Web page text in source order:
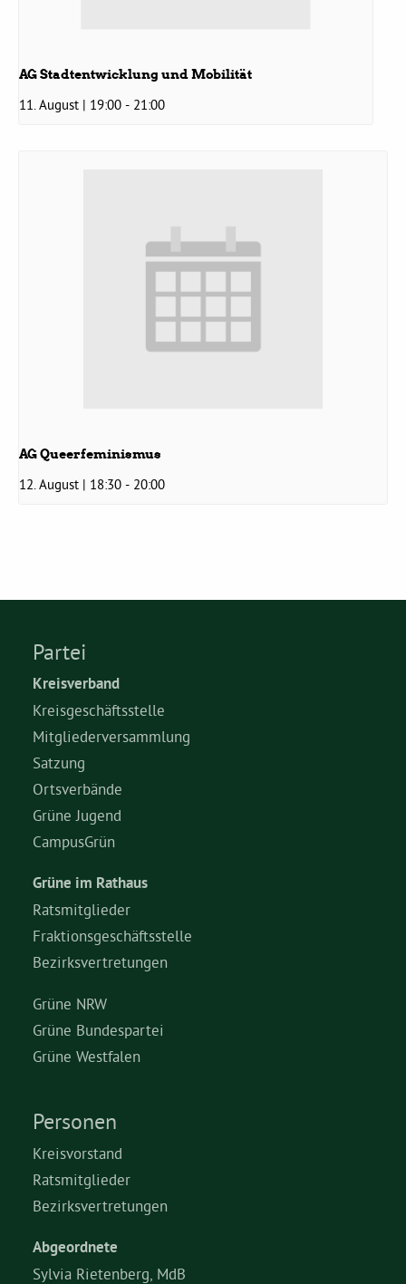
CampusGrün
AG Stadtentwicklung und Mobilität
11. August | 19:00 - 21:00
AG Queerfeminismus
12. August | 18:30 - 20:00
Partei
Kreisverband
Kreisgeschäftsstelle
Mitgliederversammlung
Satzung
Ortsverbände
Grüne Jugend
CampusGrün
Grüne im Rathaus
Ratsmitglieder
Fraktionsgeschäftsstelle
Bezirksvertretungen
Grüne NRW
Grüne Bundespartei
Grüne Westfalen
Personen
Kreisvorstand
Ratsmitglieder
Bezirksvertretungen
Abgeordnete
Sylvia Rietenberg, MdB